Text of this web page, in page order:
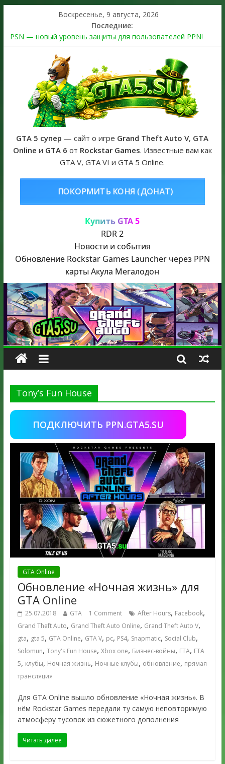
Воскресенье, 9 августа, 2026
Последние:
PSN — новый уровень защиты для пользователей PPN!
The Kortz Center Heist выйдет в GTA Online уже 14 июля
Регистрация в Rockstar Games Social Club ошибка #1.500.7:
как зарегистрировать аккаунт и войти без проблем в 2026
Получайте особые награды в GTA Online по программе
Fine Art Collector
GTA 6 официальная обложка игры и Предзаказ Grand Theft
Auto VI
GTA 5 супер — сайт о игре Grand Theft Auto V, GTA
Online и GTA 6 от Rockstar Games. Известные вам как
GTA V, GTA VI и GTA 5 Online.
(ДОНАТ) КУПИТЬ GTA 5
Купить GTA 5
RDR 2
Новости и события
Обновление Rockstar Games Launcher через PPN
карты Акула Мегалодон
Tony’s Fun House
ПОДКЛЮЧИТЬ PPN.GTA5.SU
GTA Online
Обновление «Ночная жизнь» для
GTA Online
25.07.2018 GTA 1 Comment After Hours, Facebook,
Grand Theft Auto, Grand Theft Auto Online, Grand Theft Auto V,
gta, gta 5, GTA Online, GTA V, pc, PS4, Snapmatic, Social Club,
Solomun, Tony's Fun House, Xbox one, Бизнес-войны, ГТА, ГТА
5, клубы, Ночная жизнь, Ночные клубы, обновление, прямая
трансляция
Для GTA Online вышло обновление «Ночная жизнь». В
нём Rockstar Games передали ту самую неповторимую
атмосферу тусовок из сюжетного дополнения
Читать далее